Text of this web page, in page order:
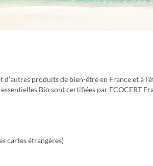
produits de bien-être en France et à
Bio sont certifiées par ECOCERT
cartes étrangères)